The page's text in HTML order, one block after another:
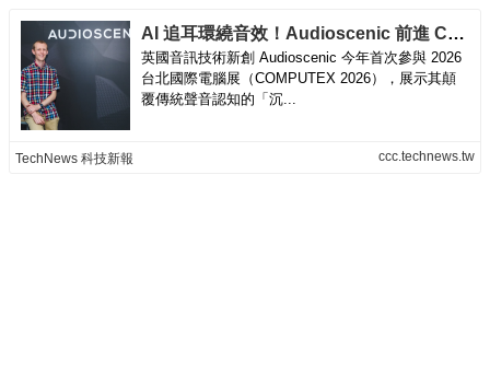
AI 追耳環繞音效！Audioscenic 前進 COMPUTEX 首發下一代沉浸式音訊
英國音訊技術新創 Audioscenic 今年首次參與 2026
台北國際電腦展（COMPUTEX 2026），展示其顛
覆傳統聲音認知的「沉...
TechNews 科技新報 ccc.technews.tw